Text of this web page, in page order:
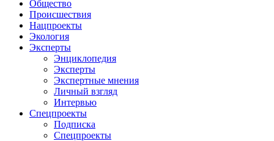
Общество
Происшествия
Нацпроекты
Экология
Эксперты
Энциклопедия
Эксперты
Экспертные мнения
Личный взгляд
Интервью
Спецпроекты
Подписка
Спецпроекты